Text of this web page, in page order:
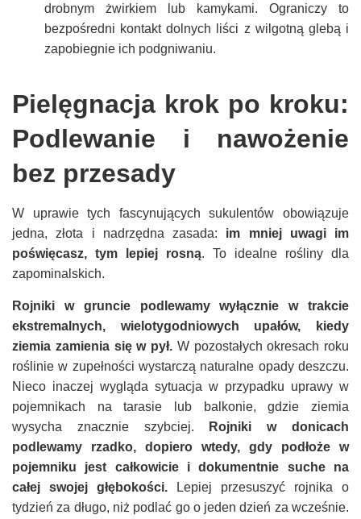
drobnym żwirkiem lub kamykami. Ograniczy to
bezpośredni kontakt dolnych liści z wilgotną glebą i
zapobiegnie ich podgniwaniu.
Pielęgnacja krok po kroku:
Podlewanie i nawożenie
bez przesady
W uprawie tych fascynujących sukulentów obowiązuje
jedna, złota i nadrzędna zasada: im mniej uwagi im
poświęcasz, tym lepiej rosną. To idealne rośliny dla
zapominalskich.
Rojniki w gruncie podlewamy wyłącznie w trakcie
ekstremalnych, wielotygodniowych upałów, kiedy
ziemia zamienia się w pył. W pozostałych okresach roku
roślinie w zupełności wystarczą naturalne opady deszczu.
Nieco inaczej wygląda sytuacja w przypadku uprawy w
pojemnikach na tarasie lub balkonie, gdzie ziemia
wysycha znacznie szybciej.
Rojniki w donicach
podlewamy rzadko, dopiero wtedy, gdy podłoże w
pojemniku jest całkowicie i dokumentnie suche na
całej swojej głębokości. Lepiej przesuszyć rojnika o
tydzień za długo, niż podlać go o jeden dzień za wcześnie.